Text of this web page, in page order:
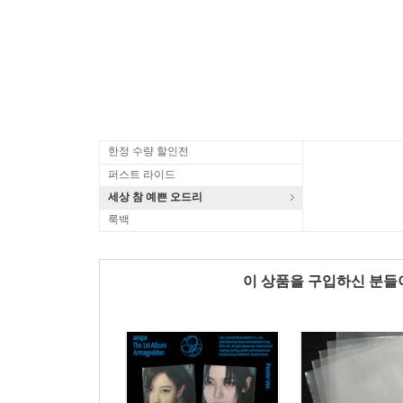
한정 수량 할인전
퍼스트 라이드
세상 참 예쁜 오드리
룩백
이 상품을 구입하신 분